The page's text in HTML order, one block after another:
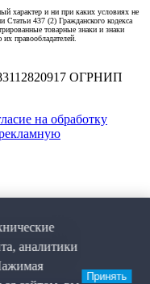
характер и ни при каких условиях не
Статьи 437 (2) Гражданского кодекса
товарные знаки и знаки
правообладателей.
ОГРНИП
на обработку
аналитики
Принять